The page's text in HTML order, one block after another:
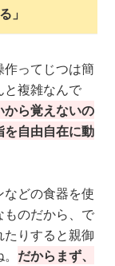
」
ってじつは簡
と複雑なんで
から覚えないの
自由自在に動
どの食器を使
ものだから、で
りすると親御
だからまず、